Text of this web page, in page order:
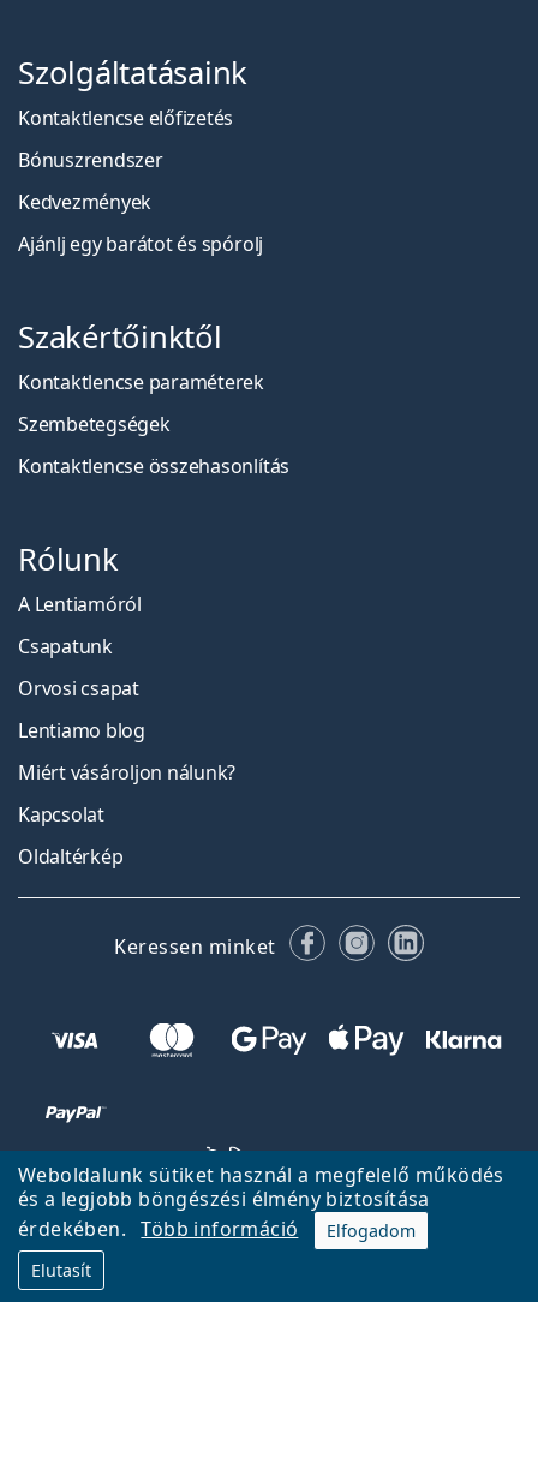
Weboldalunk sütiket használ a megfelelő működés
és a legjobb böngészési élmény biztosítása
érdekében.
Több információ
Elfogadom
Elutasít
Szolgáltatásaink
Kontaktlencse előfizetés
Bónuszrendszer
Kedvezmények
Ajánlj egy barátot és spórolj
Szakértőinktől
Kontaktlencse paraméterek
Szembetegségek
Kontaktlencse összehasonlítás
Rólunk
A Lentiamóról
Csapatunk
Orvosi csapat
Lentiamo blog
Miért vásároljon nálunk?
Kapcsolat
Oldaltérkép
Keressen minket FacebookInstagram
LinkedIn
Fel
A Lentiamo.hu tulajdonosa és üzemeltetője a Lentiamo s.r.o.,